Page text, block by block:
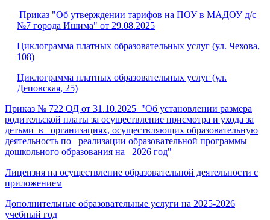
Приказ "Об утверждении тарифов на ПОУ в МАДОУ д/с
№7 города Ишима" от 29.08.2025
Циклограмма платных образовательных услуг (ул. Чехова,
108)
Циклограмма платных образовательных услуг (ул.
Деповская, 25)
Приказ № 722 ОД от 31.10.2025 "Об установлении размера
родительской платы за осуществление присмотра и ухода за
детьми в организациях, осуществляющих образовательную
деятельность по реализации образовательной программы
дошкольного образования на 2026 год"
Лицензия на осуществление образовательной деятельности с
приложением
Дополнительные образовательные услуги на 2025-2026
учебный год